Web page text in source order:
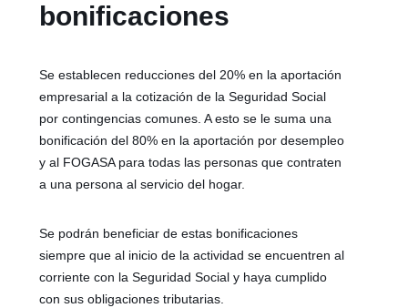
bonificaciones
Se establecen reducciones del 20% en la aportación
empresarial a la cotización de la Seguridad Social
por contingencias comunes. A esto se le suma una
bonificación del 80% en la aportación por desempleo
y al FOGASA para todas las personas que contraten
a una persona al servicio del hogar.
Se podrán beneficiar de estas bonificaciones
siempre que al inicio de la actividad se encuentren al
corriente con la Seguridad Social y haya cumplido
con sus obligaciones tributarias.